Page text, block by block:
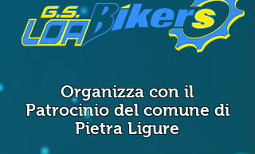
Organizza con il
Patrociniodel comune di
Pietra Ligure